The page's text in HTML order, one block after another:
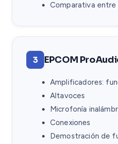
Comparativa entre
3 EPCOM
Amplificadores:
Altavoces
Microfonía
Conexiones
Demostración de